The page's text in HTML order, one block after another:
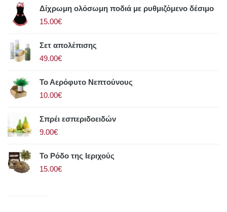
Δίχρωμη ολόσωμη ποδιά με ρυθμιζόμενο δέσιμο
15.00€
Σετ απολέπισης
49.00€
Το Αερόφυτο Νεπτούνους
10.00€
Σπρέι εσπεριδοειδών
9.00€
Το Ρόδο της Ιεριχούς
15.00€